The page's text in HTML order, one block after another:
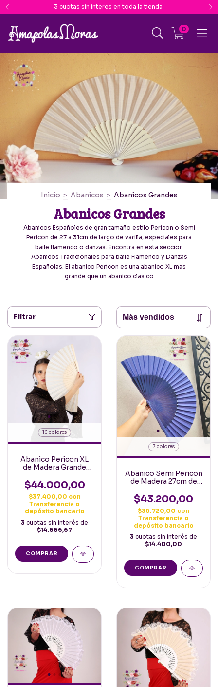
3 cuotas sin interes en toda la tienda!
0
Inicio > Abanicos > Abanicos Grandes
Abanicos Grandes
Abanicos Españoles de gran tamaño estilo Pericon o Semi
Pericon de 27 a 31cm de largo de varilla, especiales para
baile flamenco o danzas. Encontra en esta seccion
Abanicos Tradicionales para baile Flamenco y Danzas
Españolas. El abanico Pericon es una abanico XL mas
grande que un abanico clasico
Filtrar
16 colores
Abanico Pericon XL
de Madera Grande
$44.000,00
$37.400,00 con
Transferencia o
depósito bancario
3 cuotas sin interés de
$14.666,67
COMPRAR
7 colores
Abanico Semi Pericon
de Madera 27cm de
Colores
$43.200,00
$36.720,00 con
Transferencia o
depósito bancario
3 cuotas sin interés de
$14.400,00
COMPRAR